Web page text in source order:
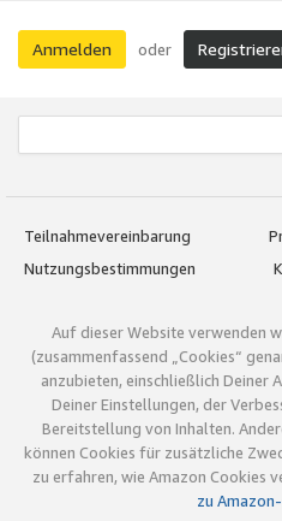
Anmelden oder
Teilnahmevereinbarung
Nutzungsbestimmungen
Auf dieser Website verwenden
(zusammenfassend „Cookies“
anzubieten, einschließlich Deiner
Deiner Einstellungen, der
Bereitstellung von Inhalten.
können Cookies für zusätzliche
zu erfahren, wie Amazon Cookies
zu